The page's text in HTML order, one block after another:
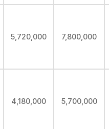
5,720,000 7,800,000
4,180,000 5,700,000